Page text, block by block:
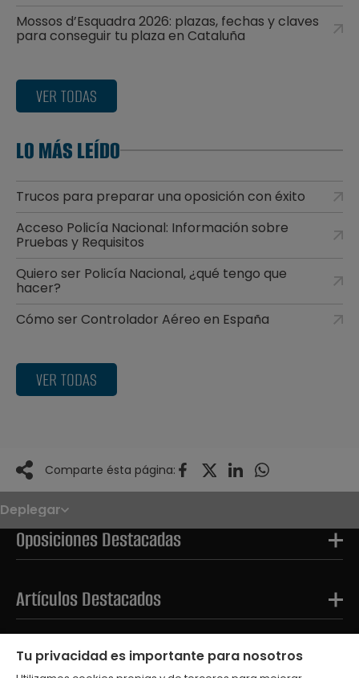
Mossos d’Esquadra 2026: plazas, fechas y claves
para conseguir tu plaza en Cataluña
VER TODAS
LO MÁS LEÍDO
Trucos para preparar una oposición con éxito
Acceso Policía Nacional: Información sobre
Pruebas y Requisitos
Quiero ser Policía Nacional, ¿qué tengo que
hacer?
Cómo ser Controlador Aéreo en España
VER TODAS
Comparte ésta página:
Deplegar
Noticias
Oposiciones
Convocatorias
Paso paso
OPE 2026
Oposiciones Destacadas
Artículos Destacados
Tests Destacados
Tu privacidad es importante para nosotros